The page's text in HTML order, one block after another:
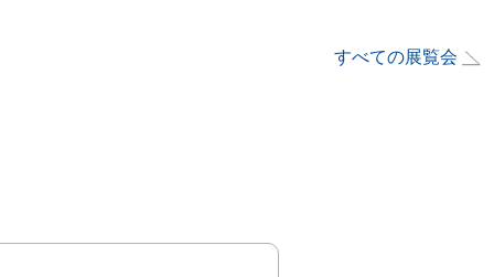
すべての展覧会